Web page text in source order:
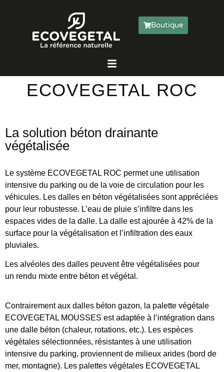
Boutique
ECOVEGETAL ROC
La solution béton drainante
végétalisée
Le système ECOVEGETAL ROC permet une utilisation
intensive du parking ou de la voie de circulation pour les
véhicules. Les dalles en béton végétalisées sont appréciées
pour leur robustesse. L’eau de pluie s’infiltre dans les
espaces vides de la dalle. La dalle est ajourée à 42% de la
surface pour la végétalisation et l’infiltration des eaux
pluviales.
Les alvéoles des dalles peuvent être végétalisées pour
un rendu mixte entre béton et végétal .
Contrairement aux dalles béton gazon, la palette végétale
ECOVEGETAL MOUSSES est adaptée à l’intégration dans
une dalle béton (chaleur, rotations, etc.). Les espèces
végétales sélectionnées, résistantes à une utilisation
intensive du parking, proviennent de milieux arides (bord de
mer, montagne). Les palettes végétales ECOVEGETAL